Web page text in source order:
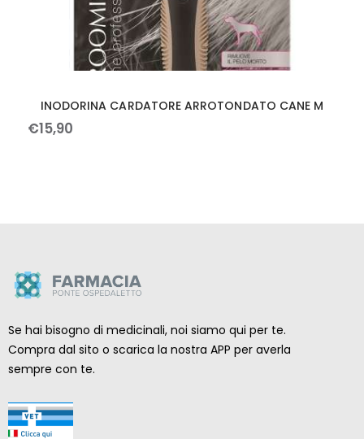
INODORINA CARDATORE ARROTONDATO CANE M
€15,90
Se hai bisogno di medicinali, noi siamo qui per te.
Compra dal sito o scarica la nostra APP per averla
sempre con te.